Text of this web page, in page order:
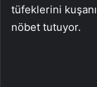
tüfeklerini
nöbet tutuyor.